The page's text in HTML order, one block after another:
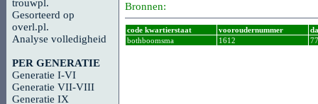
trouwpl.
Gesorteerd op
overl.pl.
Analyse volledigheid
PER GENERATIE
Generatie I-VI
Generatie VII-VIII
Generatie IX
Bronnen:
code kwartierstaat vooroudernummer
bothboomsma
1612